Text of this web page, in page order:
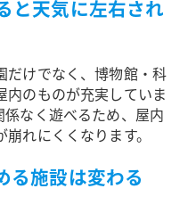
と天気に左右され
だけでなく、博物館・科
内のものが充実していま
なく遊べるため、屋内
れにくくなります。
る施設は変わる